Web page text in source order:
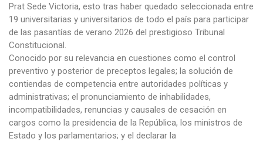
Prat Sede Victoria, esto tras haber quedado seleccionada entre
19 universitarias y universitarios de todo el país para participar
de las pasantías de verano 2026 del prestigioso Tribunal
Constitucional.
Conocido por su relevancia en cuestiones como el control
preventivo y posterior de preceptos legales; la solución de
contiendas de competencia entre autoridades políticas y
administrativas; el pronunciamiento de inhabilidades,
incompatibilidades, renuncias y causales de cesación en
cargos como la presidencia de la República, los ministros de
Estado y los parlamentarios; y el declarar la